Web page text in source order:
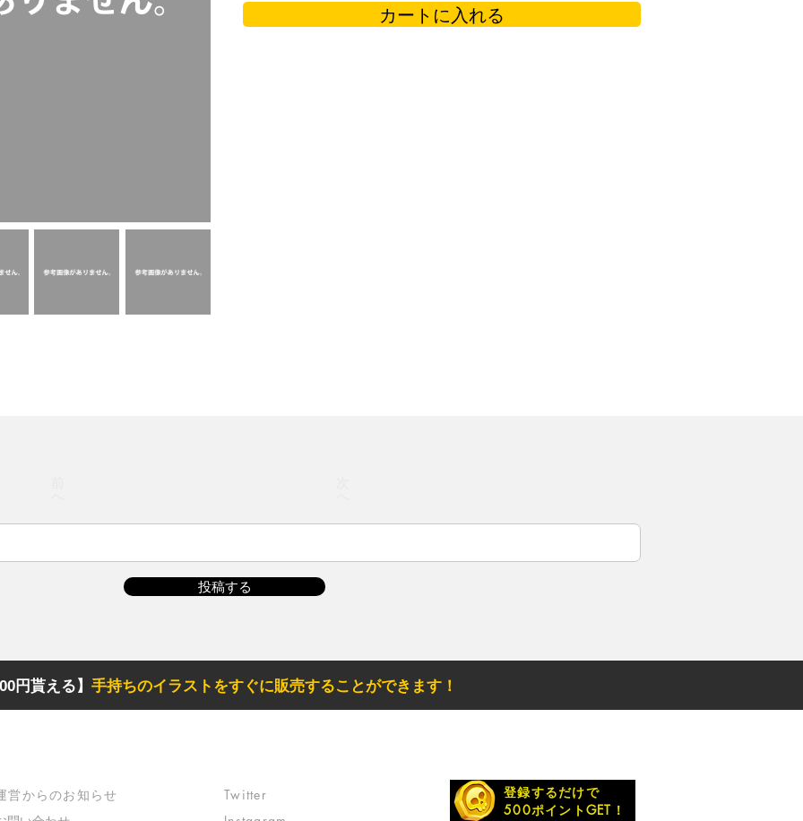
カートに入れる
投稿する
円貰える】 手持ちのイラストをすぐに販売することができます！
営からのお知らせ
Twitter
登録するだけで
500ポイントGET！